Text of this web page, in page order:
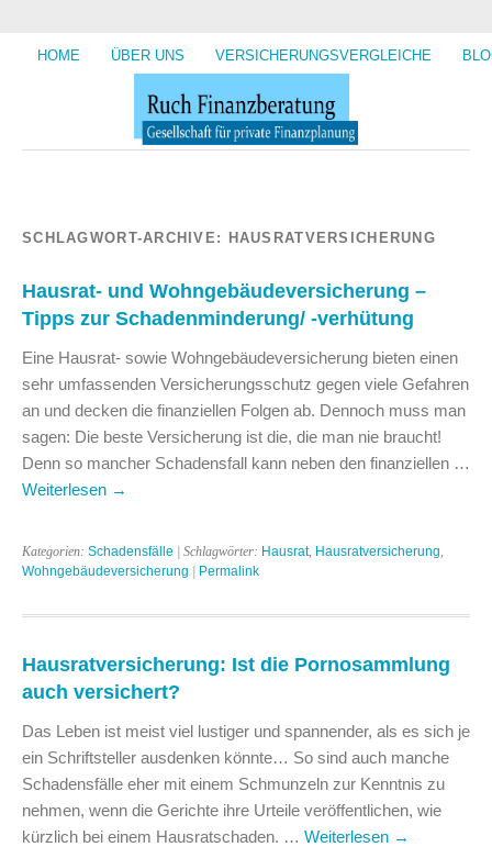
HOME ÜBER UNS VERSICHERUNGSVERGLEICHE
SCHLAGWORT-ARCHIVE: HAUSRATVERSICHERUNG
Hausrat- und Wohngebäudeversicherung –
Tipps zur Schadenminderung/ -verhütung
Eine Hausrat- sowie Wohngebäudeversicherung bieten einen
sehr umfassenden Versicherungsschutz gegen viele Gefahren
an und decken die finanziellen Folgen ab. Dennoch muss man
sagen: Die beste Versicherung ist die, die man nie braucht!
Denn so mancher Schadensfall kann neben den finanziellen …
Weiterlesen →
Kategorien: Schadensfälle | Schlagwörter: Hausrat, Hausratversicherung
Wohngebäudeversicherung | Permalink
Hausratversicherung: Ist die Pornosammlung
auch versichert?
Das Leben ist meist viel lustiger und spannender, als es sich je
ein Schriftsteller ausdenken könnte… So sind auch manche
Schadensfälle eher mit einem Schmunzeln zur Kenntnis zu
nehmen, wenn die Gerichte ihre Urteile veröffentlichen, wie
kürzlich bei einem Hausratschaden. … Weiterlesen →